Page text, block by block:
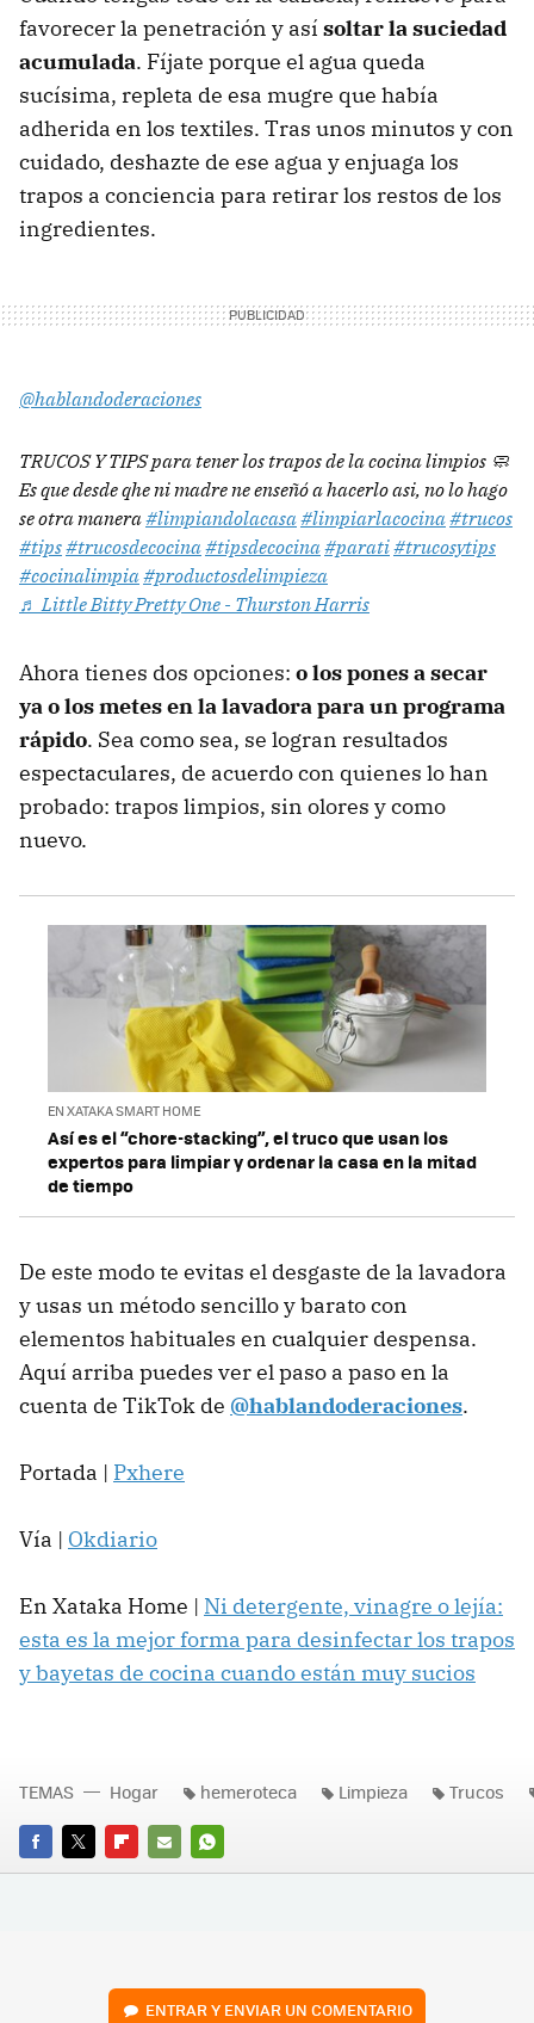
favorecer la penetración y así soltar la suciedad
acumulada. Fíjate porque el agua queda
sucísima, repleta de esa mugre que había
adherida en los textiles. Tras unos minutos y con
cuidado, deshazte de ese agua y enjuaga los
trapos a conciencia para retirar los restos de los
ingredientes.
@hablandoderaciones
TRUCOS Y TIPS para tener los trapos de la cocina limpios 🧼
Es que desde qhe ni madre ne enseñó a hacerlo asi, no lo hago
se otra manera#limpiandolacasa#limpiarlacocina#trucos
#tips#trucosdecocina#tipsdecocina#parati#trucosytips
#cocinalimpia#productosdelimpieza
♬ Little Bitty Pretty One - Thurston Harris
Ahora tienes dos opciones: o los pones a secar
ya o los metes en la lavadora para un programa
rápido. Sea como sea, se logran resultados
espectaculares, de acuerdo con quienes lo han
probado: trapos limpios, sin olores y como
nuevo.
EN XATAKA SMART HOME
Así es el “chore-stacking”, el truco que usan los
expertos para limpiar y ordenar la casa en la mitad
de tiempo
De este modo te evitas el desgaste de la lavadora
y usas un método sencillo y barato con
elementos habituales en cualquier despensa.
Aquí arriba puedes ver el paso a paso en la
cuenta de TikTok de @hablandoderaciones.
Portada | Pxhere
Vía | Okdiario
En Xataka Home | Ni detergente, vinagre o lejía:
esta es la mejor forma para desinfectar los trapos
y bayetas de cocina cuando están muy sucios
FACEBOOK
TWITTERFLIPBOARD
E-
WHATSAPP
TEMAS Hogar hemeroteca Limpieza Trucos
ENTRAR Y ENVIAR UN COMENTARIO